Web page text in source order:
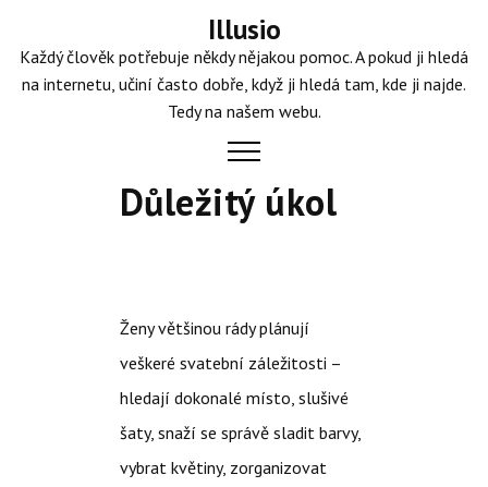
content
Illusio
Každý člověk potřebuje někdy nějakou pomoc. A pokud ji hledá
na internetu, učiní často dobře, když ji hledá tam, kde ji najde.
Tedy na našem webu.
Důležitý úkol
Ženy většinou rády plánují
veškeré svatební záležitosti –
hledají dokonalé místo, slušivé
šaty, snaží se správě sladit barvy,
vybrat květiny, zorganizovat